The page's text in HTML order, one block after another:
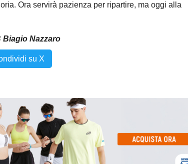
Ora servirà pazienza per ripartire, ma oggi alla
Biagio Nazzaro
su X